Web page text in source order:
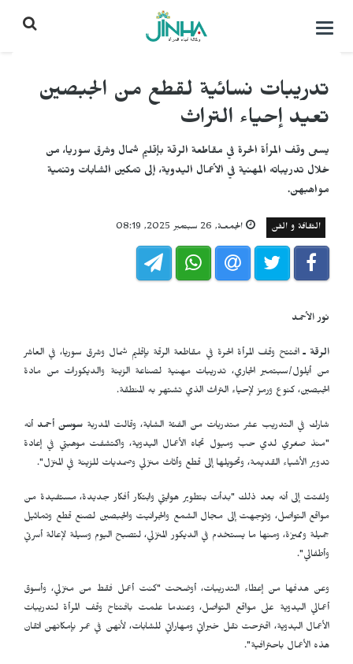
التحكم
تدريبات نسائية لقطع من الجبصين
تعيد إحياء التراث
يسعى وقف المرأة الحرة في مقاطعة الرقة بإقليم شمال وشرق سوريا، من
خلال تدريباته المهنية في الأعمال اليدوية، إلى تمكين الشابات وتنمية
مواهبهن.
الثقافة و الفن الجمعـة, 26 سبتمبر 2025, 08:19
نور الأحمد
الرقة ـافتتح وقف المرأة الحرة في مقاطعة الرقة بإقليم شمال وشرق سوريا، في العاشر
من أيلول/سبتمبر الجاري، تدريبات مهنية لصناعة الزينة والديكورات من مادة
الجبصين، كنوع ورمز لإحياء التراث الذي تشتهر به المنطقة.
شارك في التدريب عشر متدربات من الفئة الشابة، وقالت المدربة سوسن أحمد أنه
"منذ صغري لدي حب وميول تجاه الأعمال اليدوية، واكتشفت موهبتي في إعادة
تدوير الأشياء القديمة، وتحويلها إلى قطع وأثاث منزلي وصمديات للزينة في المنزل".
ولفتت إلى أنه بعد ذلك "بدأت بتطوير هوايتي وابتكار أفكار جديدة، مستفيدة من
مواقع التواصل، وتوجهت إلى مجال الشمع والجرانيت والجبصين لصنع قطع وتماثيل
جميلة ومميزة، ومنها ما يستخدم في الديكور المنزلي، لتصبح اليوم وسيلة لإعالة أسرتي
وأطفالي".
وعن هدفها من إعطاء التدريبات، أوضحت "كنت أعمل فقط من منزلي، وأسوق
أعمالي اليدوية على مواقع التواصل، وعندما علمت بافتتاح وقف المرأة لتدريبات
الأعمال اليدوية، اقترحت نقل خبراتي ومهاراتي للشابات، لأنهن في عمر بإمكانهن اتقان
هذه الأعمال باحترافية".